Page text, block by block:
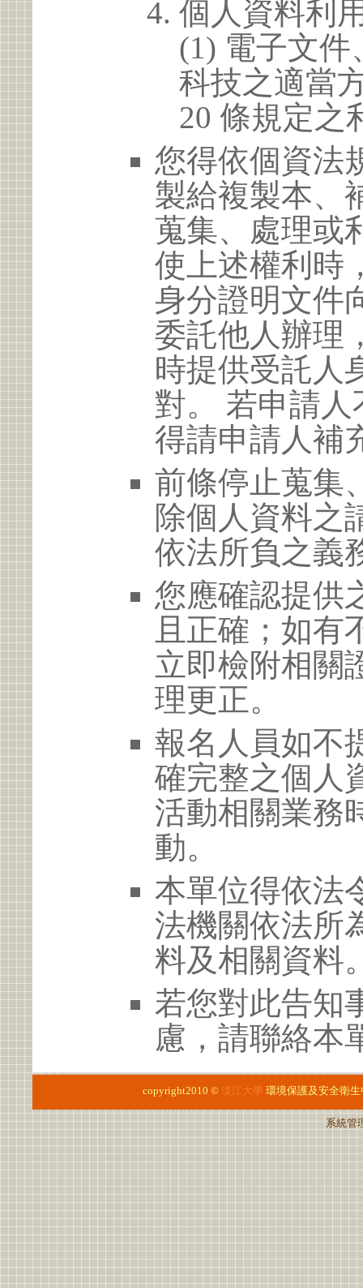
個人資料利
(1) 電子文
科技之適當
20 條規定之
您得依個資法
製給複製本、
蒐集、處理或
使上述權利時
身分證明文件
委託他人辦理
時提供受託人
對。 若申請
得請申請人補
前條停止蒐集
除個人資料之
依法所負之義
您應確認提供
且正確；如有
立即檢附相關
理更正。
報名人員如不
確完整之個人
活動相關業務
動。
本單位得依法
法機關依法所
料及相關資料
若您對此告知
慮，請聯絡本
copyright2010 © 淡江大學 環境保護及安全衛生
系統管